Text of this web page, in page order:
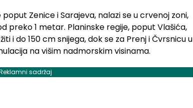
Zenice i Sarajeva, nalazi se u crvenoj zoni,
preko 1 metar. Planinske regije, poput Vlašića,
i do 150 cm snijega, dok se za Prenj i Čvrsnicu u
na višim nadmorskim visinama.
sadržaj